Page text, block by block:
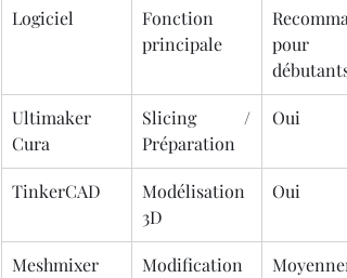
Logiciel
Fonction
principale
pour
débutants
Ultimaker
Cura
Slicing /
Préparation
Oui
TinkerCAD
Modélisation
3D
Oui
Meshmixer
Modification